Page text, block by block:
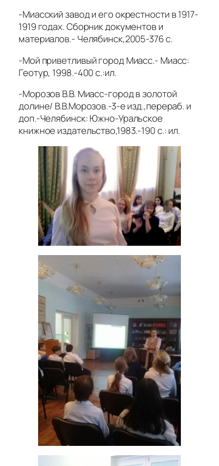
-Миасский завод и его окрестности в 1917-
1919 годах. Сборник документов и
материалов.- Челябинск,2005-376 с.
-Мой приветливый город Миасс.- Миасс:
Геотур, 1998.-400 с.:ил.
-Морозов В.В. Миасс-город в золотой
долине/ В.В.Морозов.-3-е изд.,перераб. и
доп.-Челябинск: Южно-Уральское
книжное издательство,1983.-190 с.: ил.